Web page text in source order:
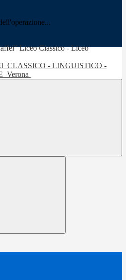
CLASSICO - LINGUISTICO -
Verona